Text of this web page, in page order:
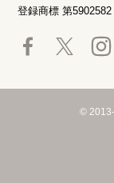
登録商標 第5902582
©